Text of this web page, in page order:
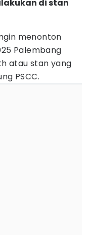
di stan
menonton
Palembang
atau stan yang
PSCC.